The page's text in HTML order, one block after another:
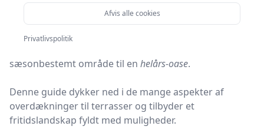
skarpt sollys.
Med enterrasseoverdækning
sæsonbestemt område til en helårs-oase.
Denne guide dykker ned i de mange aspekter af
overdækninger til terrasser og tilbyder et
fritidslandskap fyldt med muligheder.
Afvis alle cookies
Privatlivspolitik